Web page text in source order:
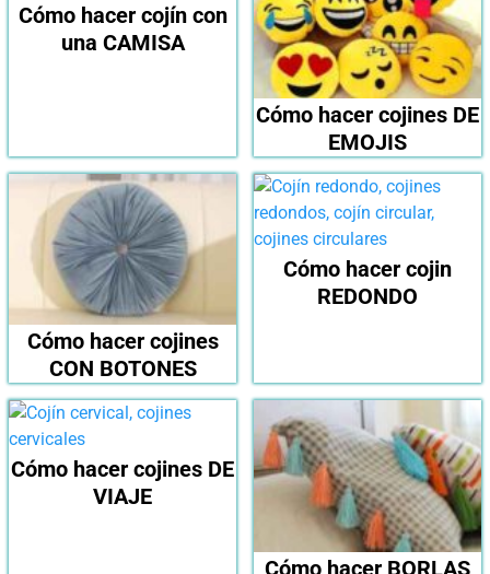
Cómo hacer cojín con
una CAMISA
Cómo hacer cojines DE
EMOJIS
Cómo hacer cojines
CON BOTONES
Cómo hacer cojin
REDONDO
Cómo hacer cojines DE
VIAJE
Cómo hacer BORLAS